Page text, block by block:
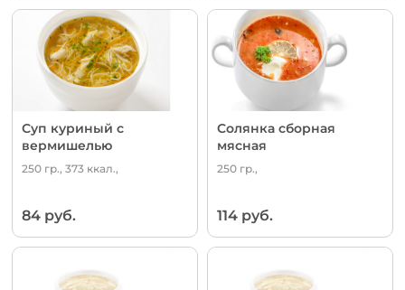
Суп куриный с
вермишелью
250 гр., 373 ккал.,
84 руб.
Солянка сборная
мясная
250 гр.,
114 руб.